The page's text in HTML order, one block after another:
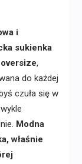
i
sukienka
,
do każdej
czuła się w
Modna
właśnie